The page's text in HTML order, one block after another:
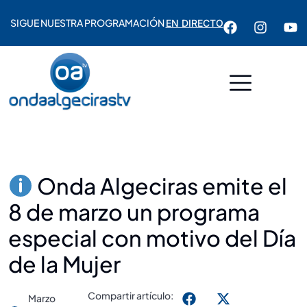
SIGUE NUESTRA PROGRAMACIÓNEN DIRECTO
Onda Algeciras emite el
8 de marzo un programa
especial con motivo del Día
de la Mujer
Marzo
Compartir artículo: